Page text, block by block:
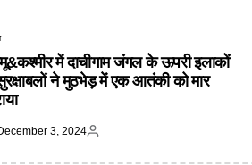
में दाचीगाम जंगल के ऊपरी इलाकों
ने मुठभेड़ में एक आतंकी को मार
3, 2024
Posted